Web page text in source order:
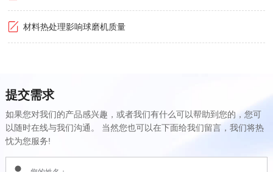
材料热处理影响球磨机质量
提交需求
如果您对我们的产品感兴趣，或者我们有什么可以帮助到您的，您可
以随时在线与我们沟通。 当然您也可以在下面给我们留言，我们将热
忱为您服务!